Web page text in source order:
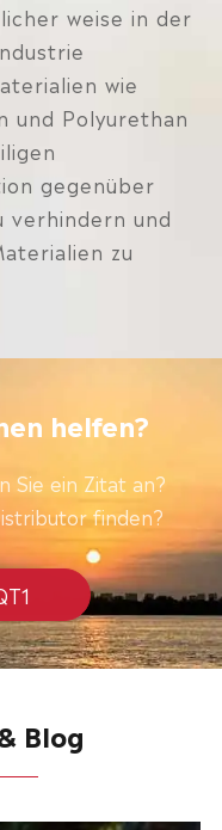
weise in der
wie
und Polyurethan
gegenüber
verhindern und
zu
helfen?
Sie ein Zitat an?
finden?
Blog